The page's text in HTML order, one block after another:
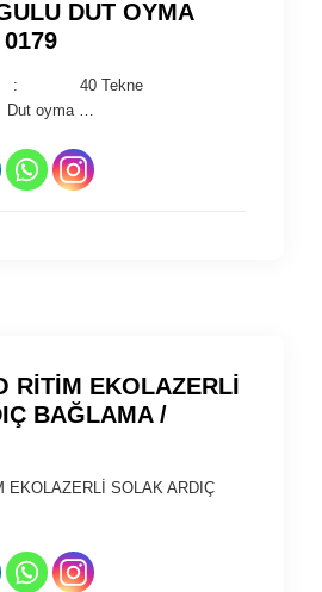
DUT OYMA
: 40 Tekne
oyma …
RİTİM EKOLAZERLİ
BAĞLAMA /
EKOLAZERLİ SOLAK ARDIÇ